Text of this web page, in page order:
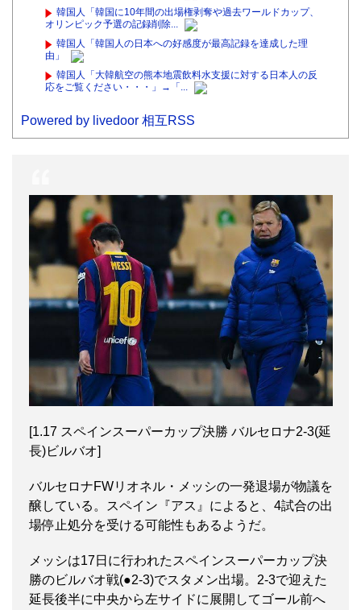
韓国人「韓国に10年間の出場権剥奪や過去ワールドカップ、
オリンピック予選の記録削除...
韓国人「韓国人の日本への好感度が最高記録を達成した理
由」
韓国人「大韓航空の熊本地震飲料水支援に対する日本人の反
応をご覧ください・・・」→「...
Powered by livedoor 相互RSS
[1.17 スペインスーパーカップ決勝 バルセロナ2-3(延
長)ビルバオ]
バルセロナFWリオネル・メッシの一発退場が物議を
醸している。スペイン『アス』によると、4試合の出
場停止処分を受ける可能性もあるようだ。
メッシは17日に行われたスペインスーパーカップ決
勝のビルバオ戦(●2-3)でスタメン出場。2-3で迎えた
延長後半に中央から左サイドに展開してゴール前へ